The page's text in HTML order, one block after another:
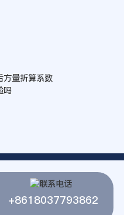
方量折算系数
吗
+8618037793862